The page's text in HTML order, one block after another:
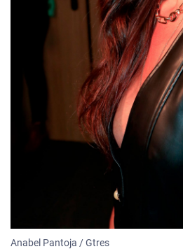
Anabel Pantoja / Gtres